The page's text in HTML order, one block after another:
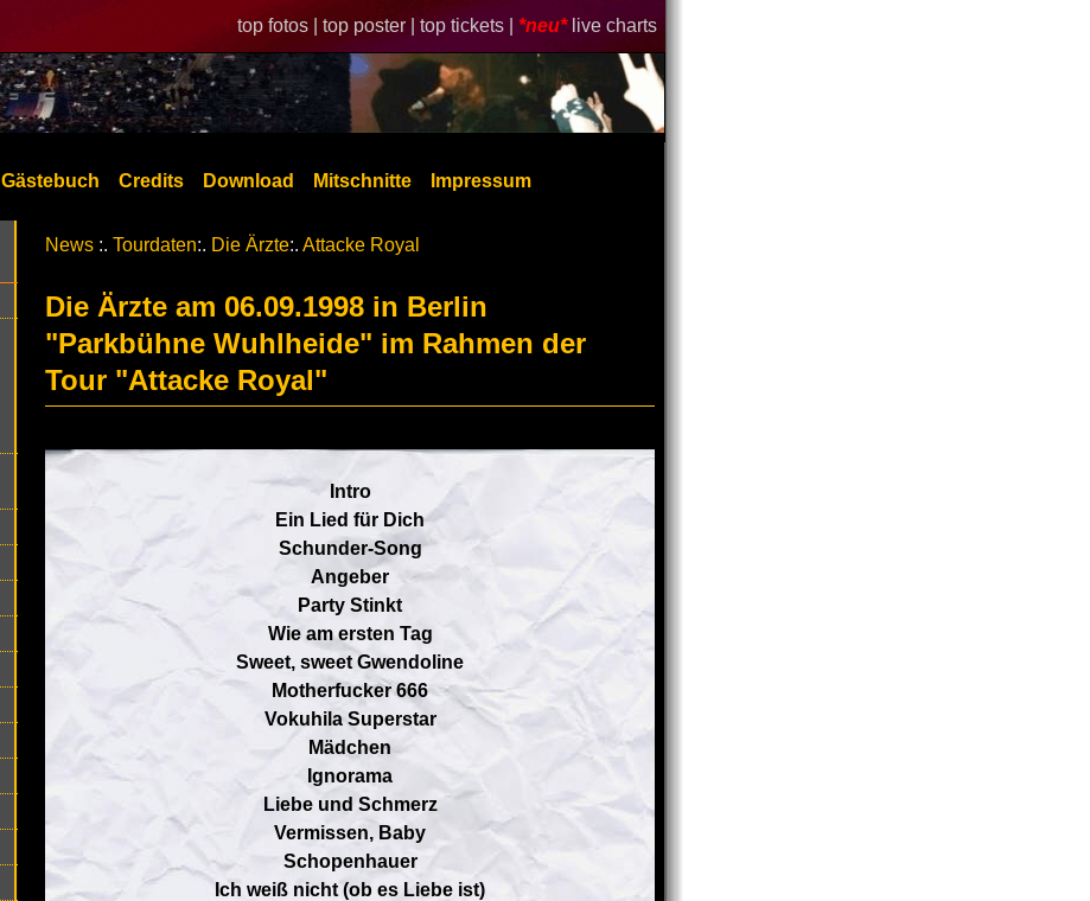
top fotos | top poster | top tickets | *neu* live charts
Gästebuch Credits Download Mitschnitte Impressum
News :. Tourdaten:. Die Ärzte:. Attacke Royal
Die Ärzte am 06.09.1998 in Berlin
"Parkbühne Wuhlheide" im Rahmen der
Tour "Attacke Royal"
Intro
Ein Lied für Dich
Schunder-Song
Angeber
Party Stinkt
Wie am ersten Tag
Sweet, sweet Gwendoline
Motherfucker 666
Vokuhila Superstar
Mädchen
Ignorama
Liebe und Schmerz
Vermissen, Baby
Schopenhauer
Ich weiß nicht (ob es Liebe ist)